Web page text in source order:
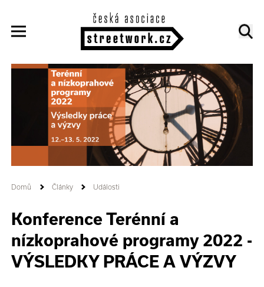
Domů Články Události
Konference Terénní a
nízkoprahové programy 2022 -
VÝSLEDKY PRÁCE A VÝZVY